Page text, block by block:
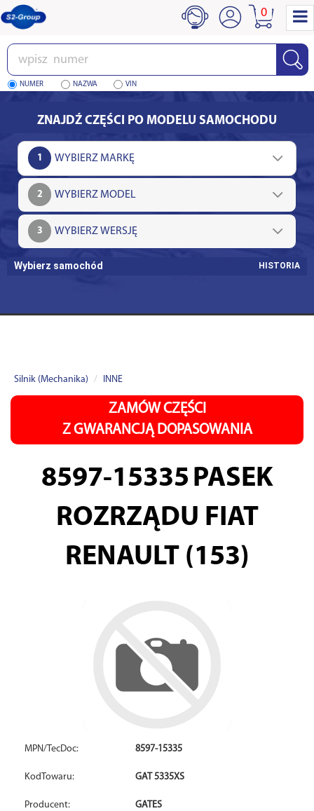
Wpisz
numer
NUMER NAZWA VIN
0
ZNAJDŹ CZĘŚCI PO MODELU SAMOCHODU
1
2
3
Wybierz samochód HISTORIA
Silnik (Mechanika) INNE
ZAMÓW CZĘŚCI
Z GWARANCJĄ DOPASOWANIA
8597-15335 PASEK
ROZRZĄDU FIAT
RENAULT (153)
MPN/TecDoc: 8597-15335
KodTowaru: GAT 5335XS
Producent: GATES